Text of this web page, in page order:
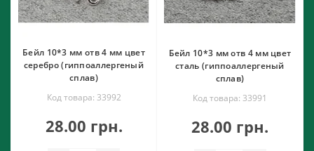
Бейл 10*3 мм отв 4 мм цвет
серебро (гиппоаллергеный
сплав)
Код товара: 33992
28.00 грн.
Бейл 10*3 мм отв 4 мм цвет
сталь (гиппоаллергеный
сплав)
Код товара: 33991
28.00 грн.